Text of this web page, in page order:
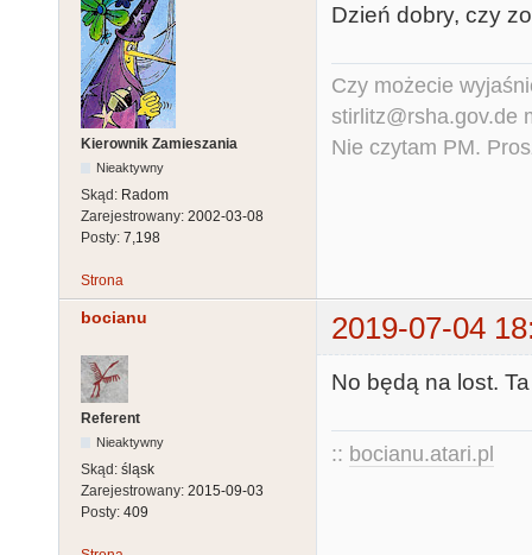
Kierownik Zamieszania
Nieaktywny
Skąd: Radom
Zarejestrowany: 2002-03-08
Posty: 7,198
Dzień dobry, czy
Czy możecie
stirlitz@rsha.gov.de
Nie czytam PM.
Strona
bocianu 2019-07-04
Referent
Nieaktywny
Skąd: śląsk
Zarejestrowany: 2015-09-03
Posty: 409
No będą na lost.
:: bocianu.atari.pl